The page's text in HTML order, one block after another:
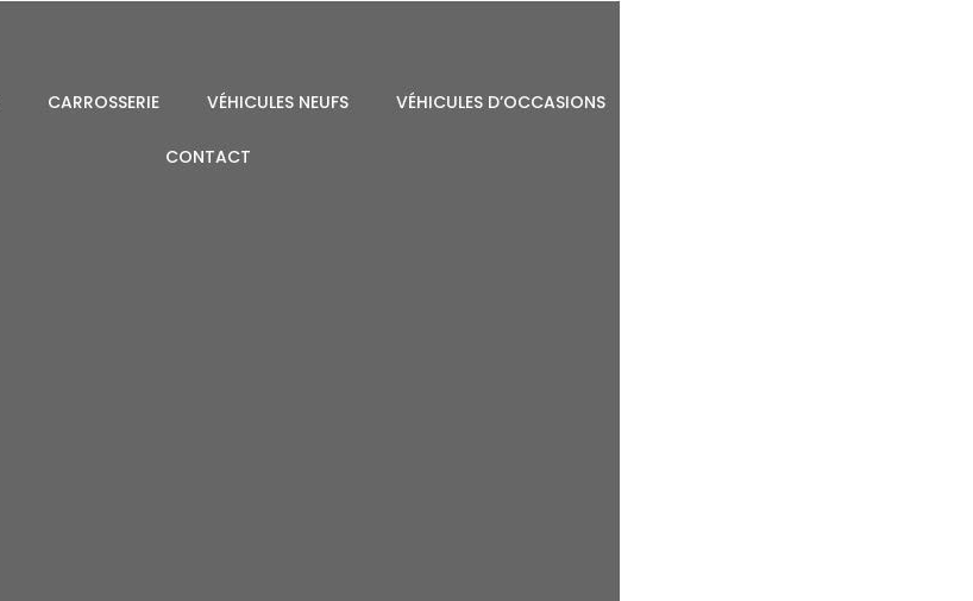
CARROSSERIE VÉHICULES NEUFS VÉHICULES D’OCCASIONS
CONTACT